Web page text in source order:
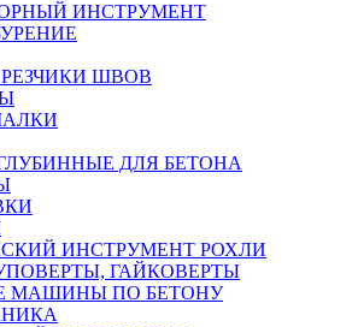
ИНСТРУМЕНТ
РЕЗЧИКИ ШВОВ
ДЛЯ БЕТОНА
ИНСТРУМЕНТ РОХЛИ
ГАЙКОВЕРТЫ
МАШИНЫ ПО БЕТОНУ